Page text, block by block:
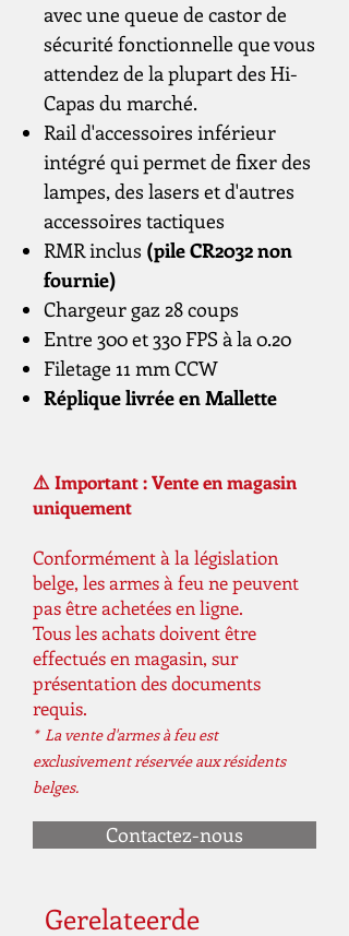
avec une queue de castor de
sécurité fonctionnelle que vous
attendez de la plupart des Hi-
Capas du marché.
Rail d'accessoires inférieur
intégré qui permet de fixer des
lampes, des lasers et d'autres
accessoires tactiques
RMR inclus (pile CR2032 non
fournie)
Chargeur gaz 28 coups
Entre 300 et 330 FPS à la 0.20
Filetage 11 mm CCW
Réplique livrée en Mallette
⚠️ Important : Vente en magasin
uniquement
Conformément à la législation
belge, les armes à feu ne peuvent
pas être achetées en ligne.
Tous les achats doivent être
effectués en magasin, sur
présentation des documents
requis.
* La vente d'armes à feu est
exclusivement réservée aux résidents
belges.
Contactez-nous
Gerelateerde